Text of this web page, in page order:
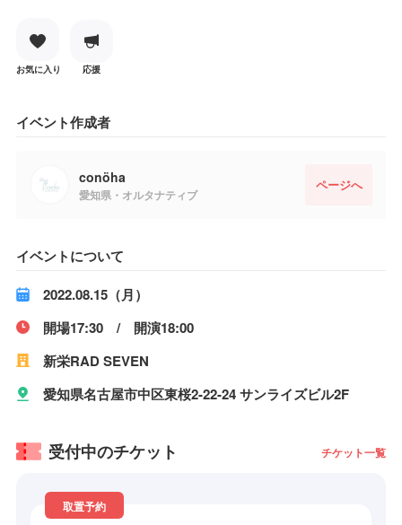
お気に入り 応援
イベント作成者
conöha
愛知県・オルタナティブ
ページへ
イベントについて
2022.08.15（月）
開場17:30 / 開演18:00
新栄RAD SEVEN
愛知県名古屋市中区東桜2-22-24 サンライズビル2F
受付中のチケット チケット一覧
取置予約